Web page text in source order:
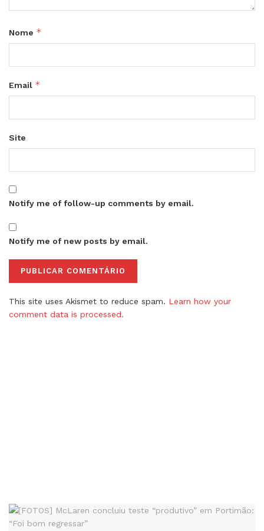
Nome *
Email *
Site
Notify me of follow-up comments by email.
Notify me of new posts by email.
This site uses Akismet to reduce spam. Learn how your
comment data is processed.